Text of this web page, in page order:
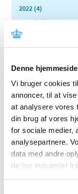
Denne
Vi bruger cookies
annoncer, til at
at analysere vores
din brug af vores
for sociale medier,
analysepartnere.
data med andre
de har indsamlet
2022 (4)
2021 (24)
2020 (7)
2019 (39)
2016 (42)
2015 (30)
2014 (44)
2013 (44)
2012 (41)
2011 (13)